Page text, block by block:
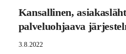
Kansallinen,
palveluohjaava
3.8.2022